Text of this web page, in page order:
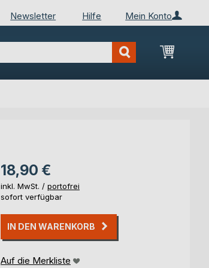
Mein Konto
Newsletter Hilfe
Mein
18,90 €
inkl. MwSt. / portofrei
sofort verfügbar
IN DEN WARENKORB
Auf die Merkliste